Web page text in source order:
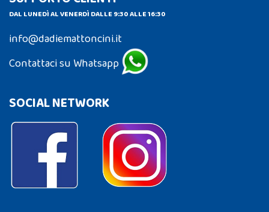
DAL LUNEDÌ AL VENERDÌ DALLE 9:30 ALLE 16:30
info@dadiemattoncini.it
Contattaci su Whatsapp
SOCIAL NETWORK